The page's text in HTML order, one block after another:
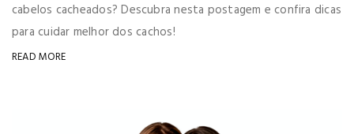
cabelos cacheados? Descubra nesta postagem e confira dicas
para cuidar melhor dos cachos!
READ MORE